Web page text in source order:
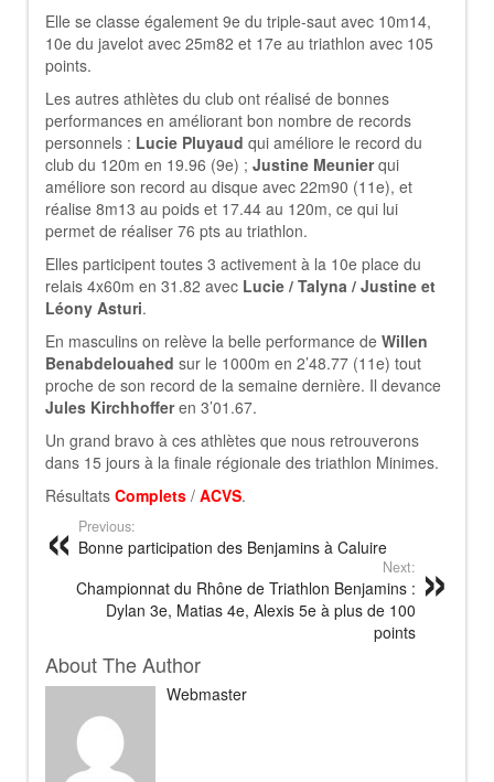
Elle se classe également 9e du triple-saut avec 10m14,
10e du javelot avec 25m82 et 17e au triathlon avec 105
points.
Les autres athlètes du club ont réalisé de bonnes
performances en améliorant bon nombre de records
personnels : Lucie Pluyaud qui améliore le record du
club du 120m en 19.96 (9e) ; Justine Meunierqui
améliore son record au disque avec 22m90 (11e), et
réalise 8m13 au poids et 17.44 au 120m, ce qui lui
permet de réaliser 76 pts au triathlon.
Elles participent toutes 3 activement à la 10e place du
relais 4x60m en 31.82 avec Lucie / Talyna / Justine et
Léony Asturi.
En masculins on relève la belle performance de Willen
Benabdelouahed sur le 1000m en 2’48.77 (11e) tout
proche de son record de la semaine dernière. Il devance
Jules Kirchhofferen 3’01.67.
Un grand bravo à ces athlètes que nous retrouverons
dans 15 jours à la finale régionale des triathlon Minimes.
Résultats Complets / ACVS.
Previous:
Bonne participation des Benjamins à Caluire
Next:
Championnat du Rhône de Triathlon Benjamins :
Dylan 3e, Matias 4e, Alexis 5e à plus de 100
points
About The Author
Webmaster